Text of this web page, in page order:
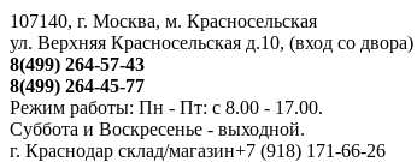
107140, г. Москва, м. Красносельская
ул. Верхняя Красносельская д.10, (вход со двора)
8(499) 264-57-43
8(499) 264-45-77
Режим работы: Пн - Пт: с 8.00 - 17.00.
Суббота и Воскресенье - выходной.
г. Краснодар склад/магазин+7 (918) 171-66-26